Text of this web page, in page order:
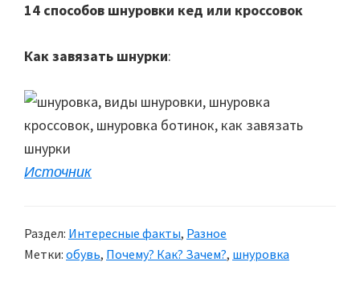
14 способов шнуровки кед или кроссовок
Как завязать шнурки:
Источник
Раздел: Интересные факты, Разное
Метки: обувь, Почему? Как? Зачем?, шнуровка